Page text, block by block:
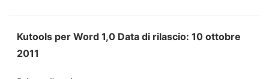
Kutools per Word 1,0 Data di rilascio: 10 ottobre
2011